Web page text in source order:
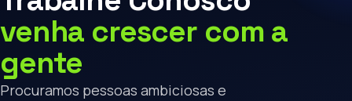
venha crescer com a
gente
Procuramos pessoas ambiciosas e